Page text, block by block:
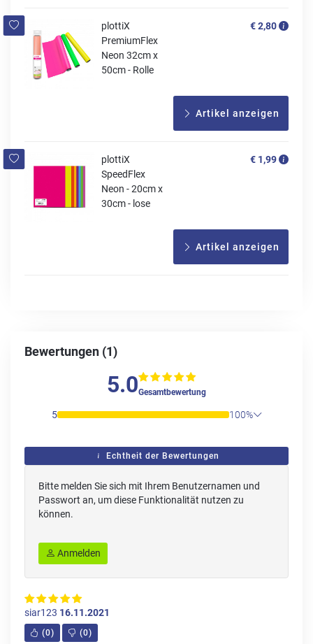
plottiX
PremiumFlex
Neon 32cm x
50cm - Rolle
€ 2,80
Artikel anzeigen
plottiX
SpeedFlex
Neon - 20cm x
30cm - lose
€ 1,99
Artikel anzeigen
Bewertungen (1)
5.0Gesamtbewertung
5 100%
Echtheit der Bewertungen
Bitte melden Sie sich mit Ihrem Benutzernamen und
Passwort an, um diese Funktionalität nutzen zu
können.
Anmelden
siar123 16.11.2021
(0) (0)